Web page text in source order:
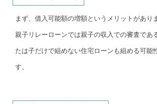
まず、借入可能額の増額というメリットがあり
親子リレーローンでは親子の収入での審査であ
たは子だけで組めない住宅ローンも組める可能
す。